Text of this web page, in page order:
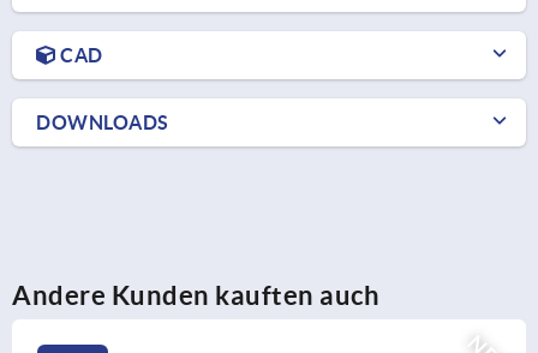
CAD
DOWNLOADS
Andere Kunden kauften auch